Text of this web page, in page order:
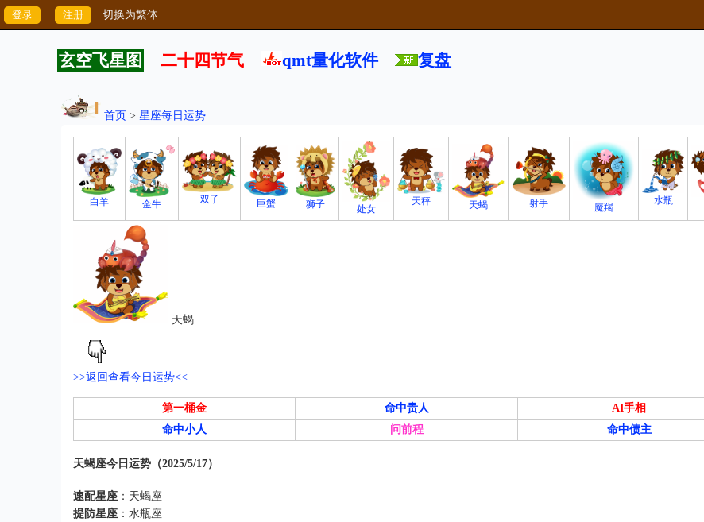
切换为繁体
玄空飞星图 二十四节气 qmt量化软件 复盘
首页 > 星座每日运势
白羊 金牛 双子 巨蟹 狮子 处女
天秤 天蝎 射手 魔羯
水瓶
天蝎
>>返回查看今日运势<<
第一桶金 命中贵人
AI手相
命中小人
问前程 命中债主
天蝎座今日运势（2025/5/17）
速配星座 ：天蝎座
提防星座 ：水瓶座